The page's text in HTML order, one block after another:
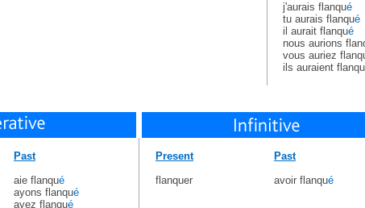
j'aurais flanqué
tu aurais flanqué
il aurait flanqué
nous aurions
vous auriez
ils auraient flanqu
Past
aie flanqué
ayons flanqué
ayez flanqué
Present
flanquer
Past
avoir flanqué